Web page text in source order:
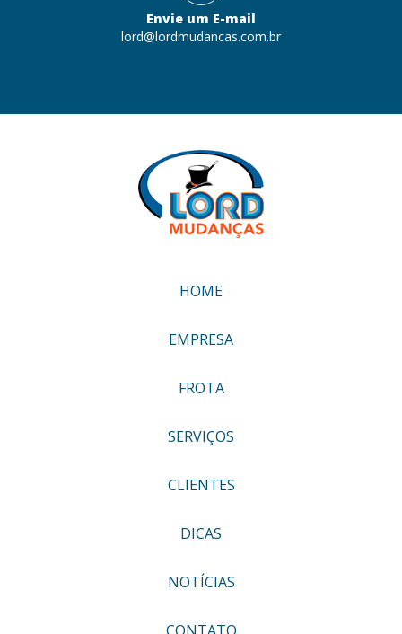
Envie um E-mail
lord@lordmudancas.com.br
HOME
EMPRESA
FROTA
SERVIÇOS
CLIENTES
DICAS
NOTÍCIAS